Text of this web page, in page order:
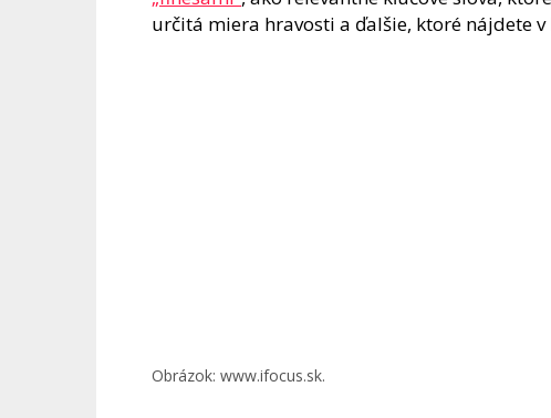
určitá miera hravosti a ďalšie, ktoré nájdete
Obrázok: www.ifocus.sk.